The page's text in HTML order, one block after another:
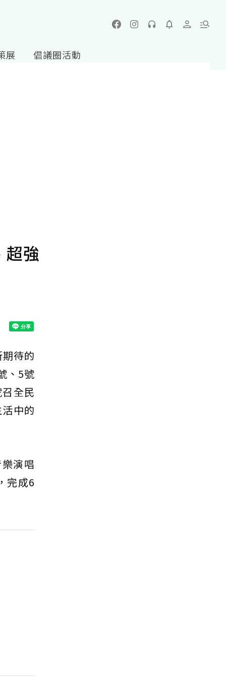
展 倡議圈活動
超強
待的
、5號
全民
中的
演唱
完成6